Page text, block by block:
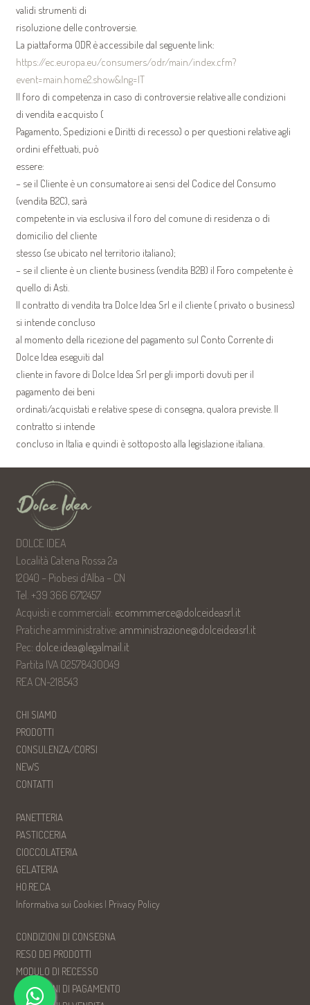
validi strumenti di
risoluzione delle controversie.
La piattaforma ODR è accessibile dal seguente link:
https://ec.europa.eu/consumers/odr/main/index.cfm?
event=main.home2.show&lng=IT
Il foro di competenza in caso di controversie relative alle condizioni
di vendita e acquisto (
Pagamento, Spedizioni e Diritti di recesso) o per questioni relative agli
ordini effettuati, può
essere:
– se il Cliente è un consumatore ai sensi del Codice del Consumo
(vendita B2C), sarà
competente in via esclusiva il foro del comune di residenza o di
domicilio del cliente
stesso (se ubicato nel territorio italiano);
– se il cliente è un cliente business (vendita B2B) il Foro competente è
quello di Asti.
Il contratto di vendita tra Dolce Idea Srl e il cliente ( privato o business)
si intende concluso
al momento della ricezione del pagamento sul Conto Corrente di
Dolce Idea eseguiti dal
cliente in favore di Dolce Idea Srl per gli importi dovuti per il
pagamento dei beni
ordinati/acquistati e relative spese di consegna, qualora previste. Il
contratto si intende
concluso in Italia e quindi è sottoposto alla legislazione italiana.
DOLCE IDEA
Località Catena Rossa 2a
12040 – Piobesi d’Alba – CN
Tel. +39 366 6712457
Acquisti e commerciali: ecommmerce@dolceideasrl.it
Pratiche amministrative: amministrazione@dolceideasrl.it
Pec: dolce.idea@legalmail.it
Partita IVA 02578430049
REA CN-218543
CHI SIAMO
PRODOTTI
CONSULENZA/CORSI
NEWS
CONTATTI
PANETTERIA
PASTICCERIA
CIOCCOLATERIA
GELATERIA
HO.RE.CA
Informativa sui Cookies| Privacy Policy
CONDIZIONI DI CONSEGNA
RESO DEI PRODOTTI
MODULO DI RECESSO
CONDIZIONI DI PAGAMENTO